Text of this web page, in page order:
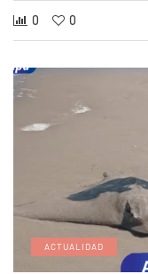
0 0
ACTUALIDAD